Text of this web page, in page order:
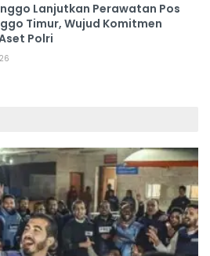
Lanjutkan Perawatan Pos
Timur, Wujud Komitmen
Polri